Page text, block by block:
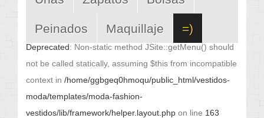
Peinados Maquillaje =)
Deprecated: Non-static method JSite::getMenu() should
not be called statically, assuming $this from incompatible
context in /home/ggbgeq0hmoqu/public_html/vestidos-
moda/templates/moda-fashion-
vestidos/lib/framework/helper.layout.php on line 163